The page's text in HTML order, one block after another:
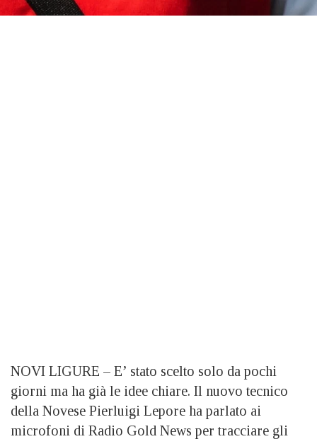
NOVI LIGURE – E’ stato scelto solo da pochi
giorni ma ha già le idee chiare. Il nuovo tecnico
della Novese Pierluigi Lepore ha parlato ai
microfoni di Radio Gold News per tracciare gli